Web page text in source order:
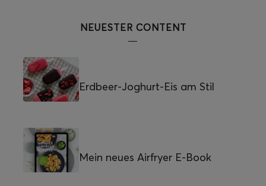
NEUESTER CONTENT
Erdbeer-Joghurt-Eis am Stil
Mein neues Airfryer E-Book